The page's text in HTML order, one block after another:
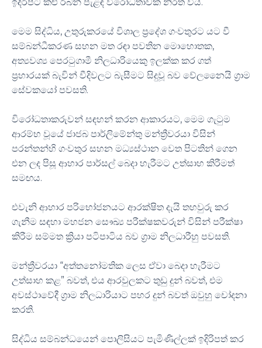
මෙම සිද්ධිය, උතුරුකරයේ විශාල ප්‍රදේශ ගංවතුරට යට වී
සම්බන්ධීකරණ සහන මත රඳා පවතින මොහොතක,
අත්‍යවශ්‍ය පෙරටුගාමී නිලධාරියෙකු ඉලක්ක කර ගත්
ප්‍රහාරයක් බැවින් වීදිවලට ​​බැසීමට සිදුවූ බව වේලනෛයි ග්‍රාම
සේවකයෝ පවසති.
විරෝධතාකරුවන් සඳහන් කරන ආකාරයට, මෙම ගැටුම
ආරම්භ වූයේ ජාජබ පාර්ලිමේන්තු මන්ත්‍රීවරයා විසින්
පරන්තන්හි ගංවතුර සහන මධ්‍යස්ථාන වෙත පිටතින් ගෙන
එන ලද පිසූ ආහාර පාර්සල් බෙදා හැරීමට උත්සාහ කිරීමත්
සමඟය.
එවැනි ආහාර පරිභෝජනයට ආරක්ෂිත දැයි තහවුරු කර
ගැනීම සඳහා මහජන සෞඛ්‍ය පරීක්ෂකවරුන් විසින් පරීක්ෂා
කිරීම සම්මත ක්‍රියා පටිපාටිය බව ග්‍රාම නිලධාරීහු පවසති.
මන්ත්‍රීවරයා “අත්තනෝමතික ලෙස ඒවා බෙදා හැරීමට
උත්සාහ කළ” බවත්, එය ආරවුලකට තුඩු දුන් බවත්, එම
අවස්ථාවේදී ග්‍රාම නිලධාරියාට පහර දුන් බවත් ඔවුහු චෝදනා
කරති.
සිද්ධිය සම්බන්ධයෙන් පොලිසියට පැමිණිල්ලක් ඉදිරිපත් කර